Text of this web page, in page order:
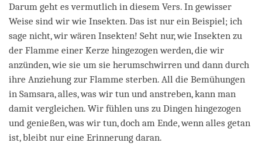
Darum geht es vermutlich in diesem Vers. In gewisser
Weise sind wir wie Insekten. Das ist nur ein Beispiel; ich
sage nicht, wir wären Insekten! Seht nur, wie Insekten zu
der Flamme einer Kerze hingezogen werden, die wir
anzünden, wie sie um sie herumschwirren und dann durch
ihre Anziehung zur Flamme sterben. All die Bemühungen
in Samsara, alles, was wir tun und anstreben, kann man
damit vergleichen. Wir fühlen uns zu Dingen hingezogen
und genießen, was wir tun, doch am Ende, wenn alles getan
ist, bleibt nur eine Erinnerung daran.